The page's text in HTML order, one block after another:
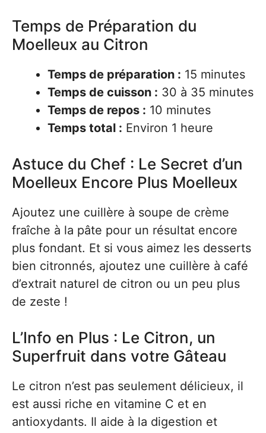
Temps de Préparation du
Moelleux au Citron
Temps de préparation : 15 minutes
Temps de cuisson : 30 à 35 minutes
Temps de repos : 10 minutes
Temps total : Environ 1 heure
Astuce du Chef : Le Secret d’un
Moelleux Encore Plus Moelleux
Ajoutez une cuillère à soupe de crème
fraîche à la pâte pour un résultat encore
plus fondant. Et si vous aimez les desserts
bien citronnés, ajoutez une cuillère à café
d’extrait naturel de citron ou un peu plus
de zeste !
L’Info en Plus : Le Citron, un
Superfruit dans votre Gâteau
Le citron n’est pas seulement délicieux, il
est aussi riche en vitamine C et en
antioxydants. Il aide à la digestion et